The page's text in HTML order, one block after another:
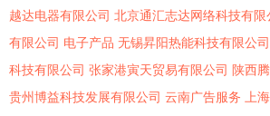
越达电器有限公司 北京通汇志达网络科技有限
有限公司 电子产品 无锡昇阳热能科技有限公司
科技有限公司 张家港寅天贸易有限公司 陕西
贵州博益科技发展有限公司 云南广告服务 上